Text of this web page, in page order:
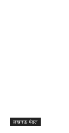
लखनऊ मंडल